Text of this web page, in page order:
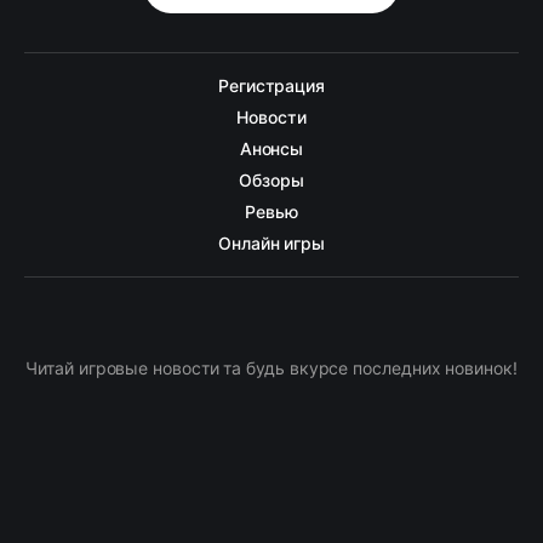
Регистрация
Новости
Анонсы
Обзоры
Ревью
Онлайн игры
Читай игровые новости та будь вкурсе последних новинок!